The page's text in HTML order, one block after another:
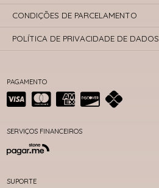
PAGAMENTO
SERVIÇOS FINANCEIROS
SUPORTE
CONDIÇÕES DE PARCELAMENTO
POLÍTICA DE PRIVACIDADE DE DADOS